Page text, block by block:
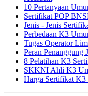
10 Pertanyaan
Sertifikat POP
Jenis - Jenis
Perbedaan K3
Tugas Operator
Peran Penanggung
8 Pelatihan K3
SKKNI Ahli K3
Harga Sertifikat K3